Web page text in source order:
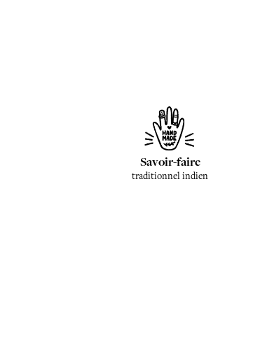
Savoir-faire
traditionnel indien